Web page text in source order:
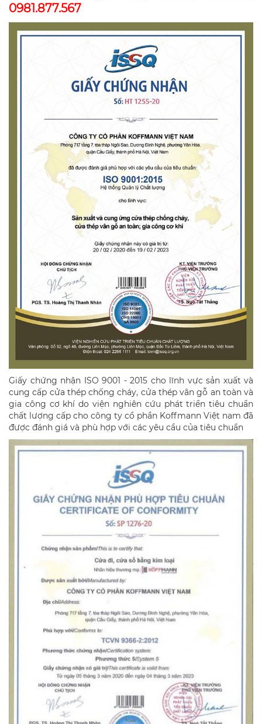
0981.877.567
Giấy chứng nhận ISO 9001 - 2015 cho lĩnh vực sản xuất và
cung cấp cửa thép chống cháy, cửa thép vân gỗ an toàn và
gia công cơ khí do viện nghiên cứu phát triển tiêu chuẩn
chất lượng cấp cho công ty cổ phần Koffmann Việt nam đã
được đánh giá và phù hợp với các yêu cầu của tiêu chuẩn